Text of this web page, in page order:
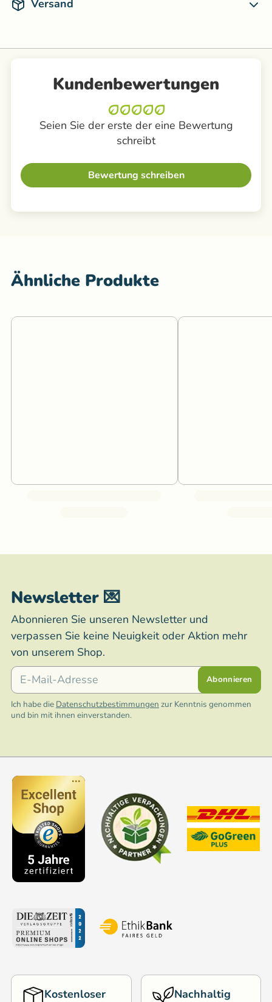
Versand
Kundenbewertungen
Seien Sie der erste der eine Bewertung
schreibt
Bewertung schreiben
Ähnliche Produkte
Newsletter 💌
Abonnieren Sie unseren Newsletter und
verpassen Sie keine Neuigkeit oder Aktion mehr
von unserem Shop.
E-Mail
Abonnieren
Ich habe die Datenschutzbestimmungen zur Kenntnis genommen
und bin mit ihnen einverstanden.
Kostenloser
Nachhaltig